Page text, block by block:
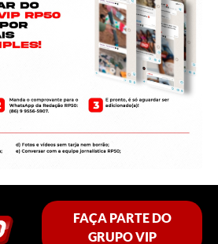
FAÇA PARTE DO
GRUPO VIP